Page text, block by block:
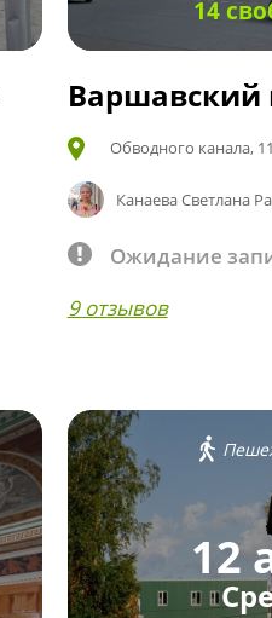
14
Варшавский
Обводного канала,
Канаева Светлана
Ожидание
9 отзывов
12